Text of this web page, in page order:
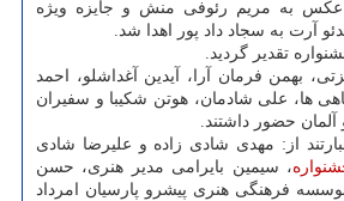
به مریم رئوفی منش و جایزه ویژه
آرت به سجاد داد پور اهدا شد.
تقدیر گردید.
بهمن فرمان آرا، آیدین آغداشلو، احمد
ها، علی شادمان، هوتن شکیبا و سفیران
آلمان حضور داشتند.
از: مهدی شادی زاده و علیرضا شادی
، سیمین بایرامی مدیر هنری، حسن
فرهنگی هنری پیشرو پارسیان امرداد